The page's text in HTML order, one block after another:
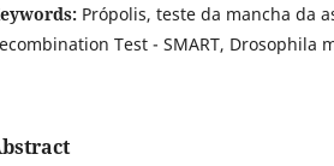
Própolis, teste da mancha da
Test - SMART, Drosophila